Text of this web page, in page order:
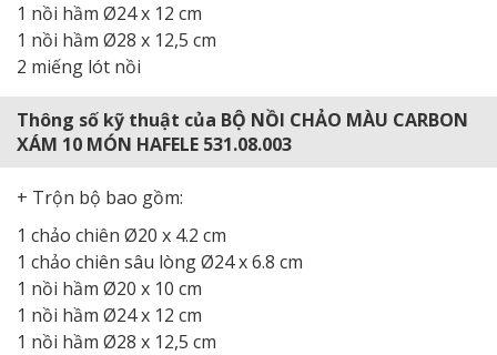
1 nồi hầm Ø24 x 12 cm
1 nồi hầm Ø28 x 12,5 cm
2 miếng lót nồi
Thông số kỹ thuật của BỘ NỒI CHẢO MÀU CARBON
XÁM 10 MÓN HAFELE 531.08.003
+ Trộn bộ bao gồm:
1 chảo chiên Ø20 x 4.2 cm
1 chảo chiên sâu lòng Ø24 x 6.8 cm
1 nồi hầm Ø20 x 10 cm
1 nồi hầm Ø24 x 12 cm
1 nồi hầm Ø28 x 12,5 cm